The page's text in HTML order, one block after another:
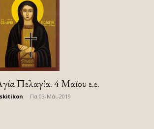
Πελαγία. 4 Μαϊου ε.ε.
Πα 03-Μάι-2019